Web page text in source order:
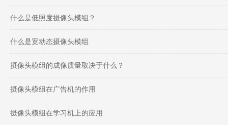
什么是低照度摄像头模组？
什么是宽动态摄像头模组
摄像头模组的成像质量取决于什么？
摄像头模组在广告机的作用
摄像头模组在学习机上的应用